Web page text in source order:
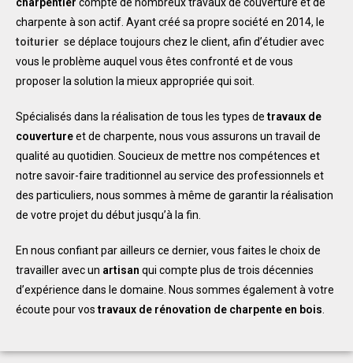
charpentier compte de nombreux travaux de couverture et de
charpente à son actif. Ayant créé sa propre société en 2014, le
toiturier se déplace toujours chez le client, afin d’étudier avec
vous le problème auquel vous êtes confronté et de vous
proposer la solution la mieux appropriée qui soit.
Spécialisés dans la réalisation de tous les types detravaux de
couvertureet de charpente, nous vous assurons un travail de
qualité au quotidien. Soucieux de mettre nos compétences et
notre savoir-faire traditionnel au service des professionnels et
des particuliers, nous sommes à même de garantir la réalisation
de votre projet du début jusqu’à la fin.
En nous confiant par ailleurs ce dernier, vous faites le choix de
travailler avec un artisan qui compte plus de trois décennies
d’expérience dans le domaine. Nous sommes également à votre
écoute pour vostravaux de rénovation de charpente en bois.